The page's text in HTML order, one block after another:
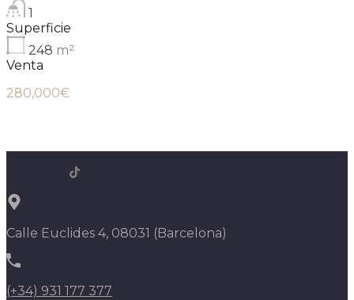
1
Superficie
248 m²
Venta
280,000€
Calle Euclides 4, 08031 (Barcelona)
(+34) 931 177 377